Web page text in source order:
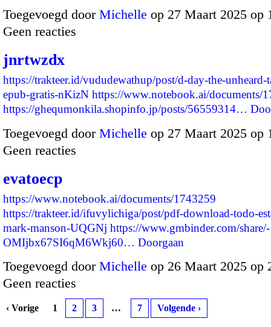
Toegevoegd door Michelle op 27 Maart 2025
Geen reacties
jnrtwzdx
https://trakteer.id/vududewathup/post/d-day-the-unheard-
epub-gratis-nKizN https://www.notebook.ai/documents/
https://ghequmonkila.shopinfo.jp/posts/56559314…
Toegevoegd door Michelle op 27 Maart 2025
Geen reacties
evatoecp
https://www.notebook.ai/documents/1743259
https://trakteer.id/ifuvylichiga/post/pdf-download-todo-
mark-manson-UQGNj https://www.gmbinder.com/share/-
OMIjbx67SI6qM6Wkj60… Doorgaan
Toegevoegd door Michelle op 26 Maart 2025
Geen reacties
‹ Vorige 1 2 3 … 7 Volgende ›